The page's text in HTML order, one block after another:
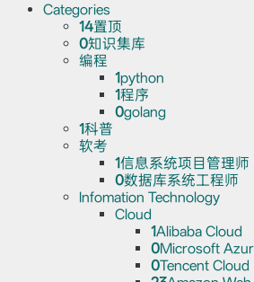
Categories
14置顶
0知识集库
编程
1python
1程序
0golang
1科普
软考
1信息系统项目管理师
0数据库系统工程师
Infomation Technology
Cloud
1Alibaba Cloud
0Microsoft
0Tencent Cloud